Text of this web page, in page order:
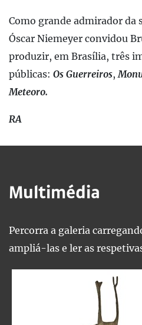
Como grande admirador da
Óscar Niemeyer convidou
produzir, em Brasília, três
públicas: Os Guerreiros,
Meteoro.
RA
Multimédia
Percorra a galeria
ampliá-las e ler as